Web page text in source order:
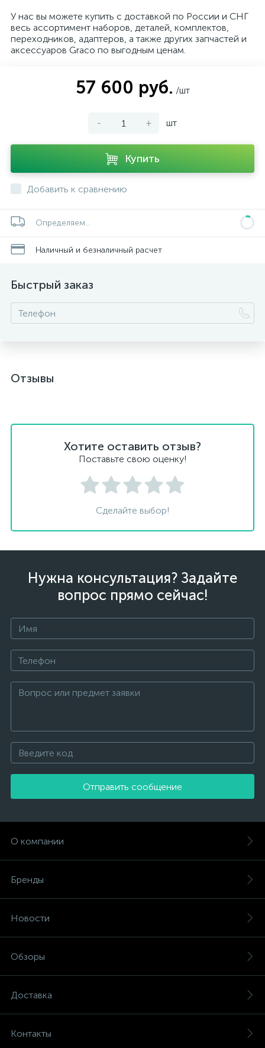
У нас вы можете купить с доставкой по России и СНГ
весь ассортимент наборов, деталей, комплектов,
переходников, адаптеров, а также других запчастей и
аксессуаров Graco по выгодным ценам.
57 600 руб. /шт
- + шт
Купить
Добавить к сравнению
Определяем...
Наличный и безналичный расчет
Быстрый заказ
Отзывы
Хотите оставить отзыв?
Поставьте свою оценку!
Сделайте выбор!
Нужна консультация? Задайте
вопрос прямо сейчас!
Отправить сообщение
О компании
Бренды
Новости
Обзоры
Доставка
Контакты